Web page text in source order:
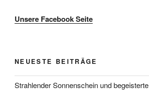
Unsere Facebook Seite
NEUESTE BEITRÄGE
Strahlender Sonnenschein und begeisterte